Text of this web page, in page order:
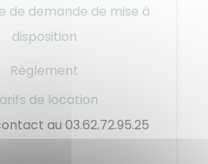
de demande de mise à
disposition
Règlement
de location
au 03.62.72.95.25